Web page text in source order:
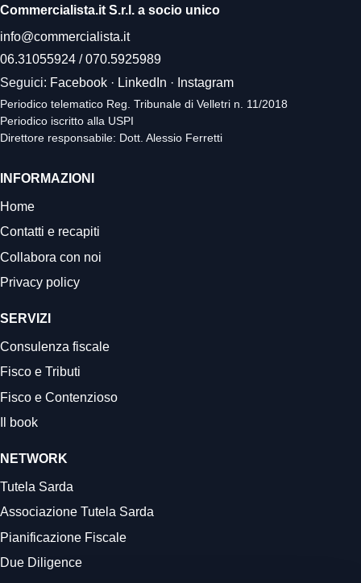
Commercialista.it S.r.l. a socio unico
info@commercialista.it
06.31055924 /070.5925989
Seguici: Facebook · LinkedIn · Instagram
Periodico telematico Reg. Tribunale di Velletri n. 11/2018
Periodico iscritto alla USPI
Direttore responsabile: Dott. Alessio Ferretti
INFORMAZIONI
Home
Contatti e recapiti
Collabora con noi
Privacy policy
SERVIZI
Consulenza fiscale
Fisco e Tributi
Fisco e Contenzioso
Il book
NETWORK
Tutela Sarda
Associazione Tutela Sarda
Pianificazione Fiscale
Due Diligence